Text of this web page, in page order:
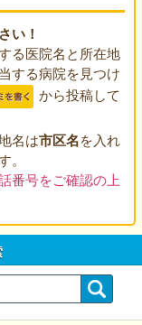
い！
る医院名と所在地
する病院を見つけ
から投稿して
名は市区名を入れ
番号をご確認の上